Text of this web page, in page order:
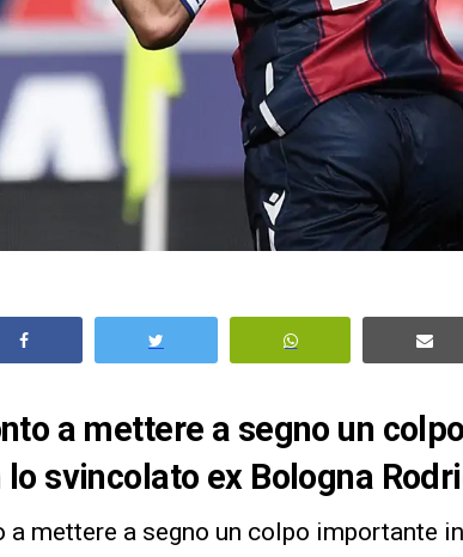
a mettere a segno un
lo svincolato ex Bologna
a mettere a segno un colpo importante